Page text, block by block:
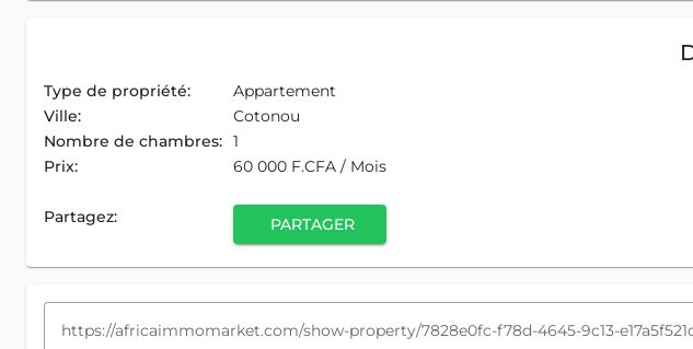
Type de propriété: Appartement
Ville:
Cotonou
Nombre de chambres: 1
Prix:
60 000 F.CFA / Mois
Partagez: PARTAGER